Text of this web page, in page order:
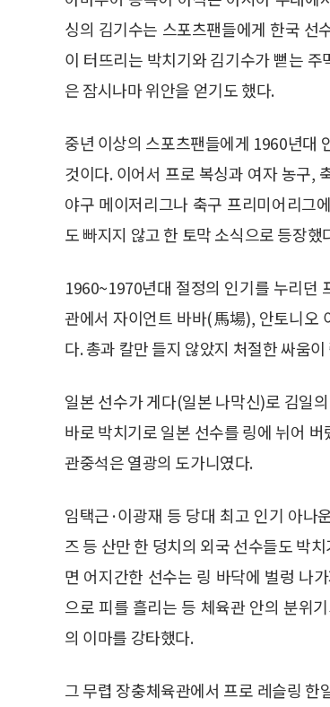
싱의 김기수는 스포츠팬들에게 한국 선
이 터뜨리는 박치기와 김기수가 뻗는
은 잠시나마 위안을 얻기도 했다.
중년 이상의 스포츠팬들에게 1960년대
것이다. 이어서 프로 복싱과 여자 농구,
야구 메이저리그나 축구 프리미어리그
도 빠지지 않고 한 토막 소식으로 등장했
1960~1970년대 절정의 인기를 누리던
관에서 자이언트 바바(馬場), 안토니오
다. 총과 칼만 들지 않았지 처절한 싸움
일본 선수가 게다(일본 나막신)로 김일
바로 박치기로 일본 선수를 링에 뉘어
관중석은 열광의 도가니였다.
임택근·이광재 등 당대 최고 인기 아나
즈 등 산만 한 덩치의 외국 선수들도 박
면 어지간한 선수는 링 바닥에 벌렁 나
으로 피를 흘리는 등 체육관 안의 분위
의 이마를 강타했다.
그 무렵 장충체육관에서 프로 레슬링